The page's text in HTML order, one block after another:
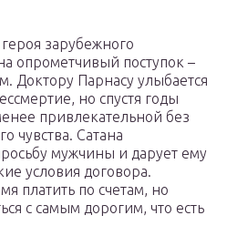
зарубежного
опрометчивый поступок –
Доктору Парнасу улыбается
но спустя годы
привлекательной без
чувства. Сатана
мужчины и дарует ему
условия договора.
платить по счетам, но
с самым дорогим, что есть